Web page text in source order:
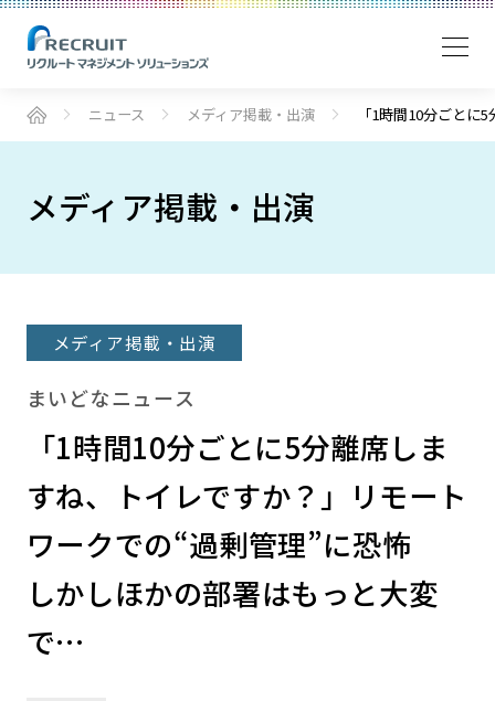
ニュース メディア掲載・出演 「1時間10分ごと
メディア掲載・出演
メディア掲載・出演
まいどなニュース
「1時間10分ごとに5分離席しま
すね、トイレですか？」リモート
ワークでの“過剰管理”に恐怖
しかしほかの部署はもっと大変
で…